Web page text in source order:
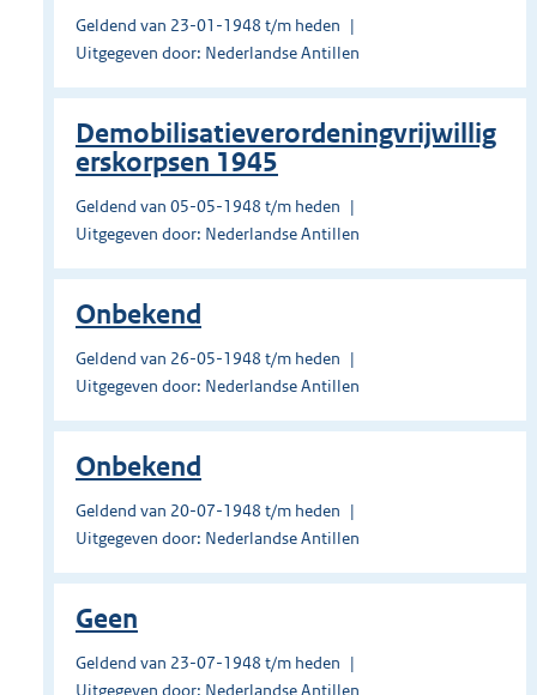
Geldend van 23-01-1948 t/m heden
Uitgegeven door: Nederlandse Antillen
Demobilisatieverordeningvrijwillig
erskorpsen 1945
Geldend van 05-05-1948 t/m heden
Uitgegeven door: Nederlandse Antillen
Onbekend
Geldend van 26-05-1948 t/m heden
Uitgegeven door: Nederlandse Antillen
Onbekend
Geldend van 20-07-1948 t/m heden
Uitgegeven door: Nederlandse Antillen
Geen
Geldend van 23-07-1948 t/m heden